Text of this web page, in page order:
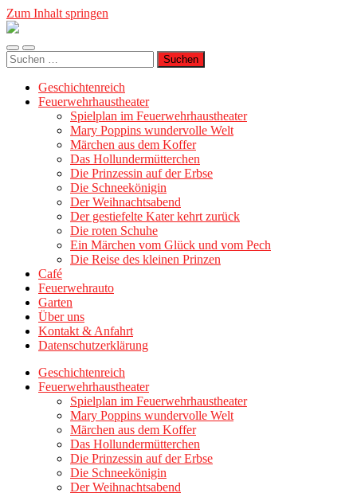
Zum Inhalt springen
Geschichtenreich
Mobile-
Menü
Suchfeld
ein-/ausblenden
Suche
nach:
Geschichtenreich
Feuerwehrhaustheater
Spielplan im Feuerwehrhaustheater
Mary Poppins wundervolle Welt
Märchen aus dem Koffer
Das Hollundermütterchen
Die Prinzessin auf der Erbse
Die Schneekönigin
Der Weihnachtsabend
Der gestiefelte Kater kehrt zurück
Die roten Schuhe
Ein Märchen vom Glück und vom Pech
Die Reise des kleinen Prinzen
Café
Feuerwehrauto
Garten
Über uns
Kontakt & Anfahrt
Datenschutzerklärung
Geschichtenreich
Feuerwehrhaustheater
Spielplan im Feuerwehrhaustheater
Mary Poppins wundervolle Welt
Märchen aus dem Koffer
Das Hollundermütterchen
Die Prinzessin auf der Erbse
Die Schneekönigin
Der Weihnachtsabend